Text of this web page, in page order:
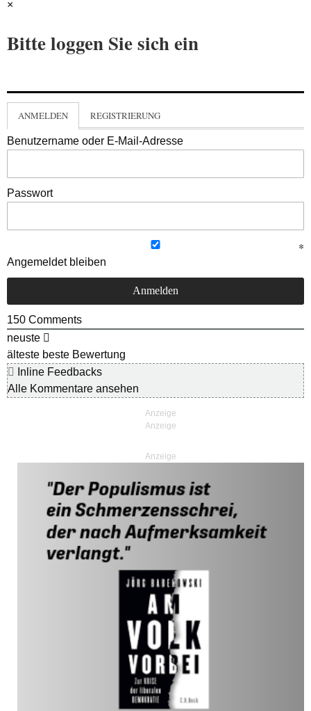
×
Bitte loggen Sie sich ein
ANMELDEN REGISTRIERUNG
Benutzername oder E-Mail-Adresse
Passwort
Angemeldet bleiben
150 Comments
neuste
älteste beste Bewertung
Inline Feedbacks
Alle Kommentare ansehen
Anzeige